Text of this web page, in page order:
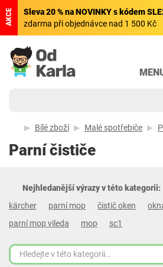
AKCE Sleva 20 % na NOVINKY s kódem
zdarma při objednávce nad 1 500 Kč
Bílé zboží Malé spotřebiče
Parní čističe
Nejhledanější výrazy v této kategorii:
kärcher
parní mop čistič oken
parní mop vileda
mop sc1